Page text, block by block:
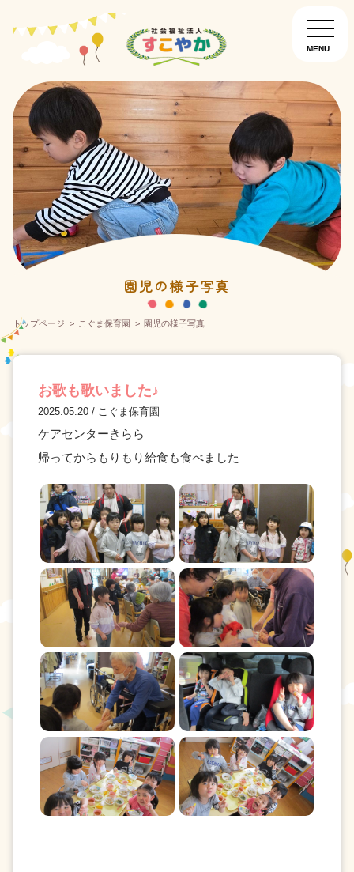
MENU
園について
お知らせ
入園について
南通りすこやか保育園
こどものいえ保育園
お問い合わせ 財務内容
サイトポリシー
サイトマップ
園児の様子写真
トップページ こぐま保育園 園児の様子写真
お歌も歌いました♪
2025.05.20 / こぐま保育園
ケアセンターきらら
帰ってからもりもり給食も食べました